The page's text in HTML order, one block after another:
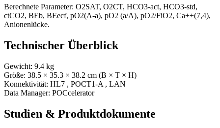
Berechnete Parameter: O2SAT, O2CT, HCO3-act, HCO3-std,
ctCO2, BEb, BEecf, pO2(A-a), pO2 (a/A), pO2/FiO2, Ca++(7,4),
Anionenlücke.
Technischer Überblick
Gewicht: 9.4 kg
Größe: 38.5 × 35.3 × 38.2 cm (B × T × H)
Konnektivität: HL7 , POCT1-A , LAN
Data Manager: POCcelerator
Studien & Produktdokumente